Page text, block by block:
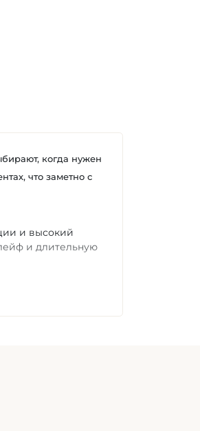
когда нужен
что заметно с
и высокий
и длительную
травами, для
ноты в тепле